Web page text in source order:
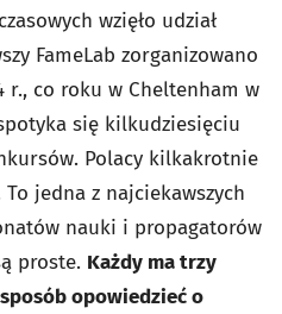
wzięło udział
FameLab zorganizowano
r., co roku w Cheltenham w
się kilkudziesięciu
Polacy kilkakrotnie
jedna z najciekawszych
nauki i propagatorów
proste. Każdy ma trzy
opowiedzieć o